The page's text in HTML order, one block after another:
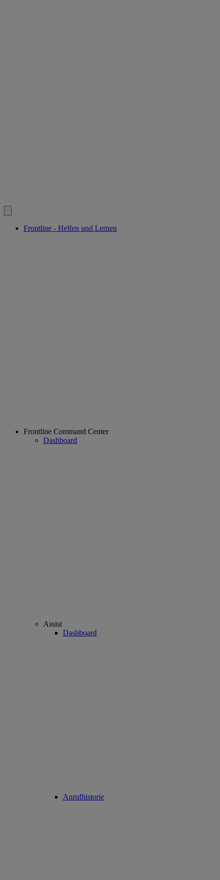
Frontline - Helfen und Lernen
Frontline Command Center
Dashboard
Assist
Dashboard
Anrufhistorie